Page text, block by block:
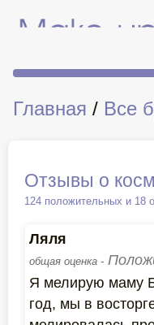
Главная / Все
Отзывы о
124 положительных и 18
Ляля
общая оценка -
Я мелирую маму
год, мы в